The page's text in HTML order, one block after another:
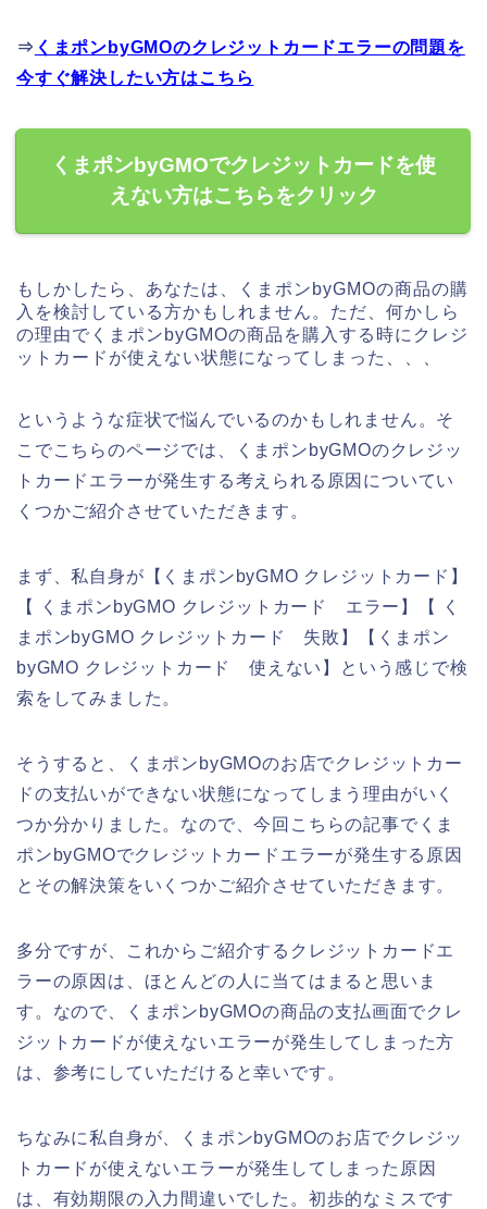
⇒ くまポンbyGMOのクレジットカードエラーの問題を
今すぐ解決したい方はこちら
くまポンbyGMOでクレジットカードを使
えない方はこちらをクリック
もしかしたら、あなたは、くまポンbyGMOの商品の購
入を検討している方かもしれません。ただ、何かしら
の理由でくまポンbyGMOの商品を購入する時にクレジ
ットカードが使えない状態になってしまった、、、
というような症状で悩んでいるのかもしれません。そ
こでこちらのページでは、くまポンbyGMOのクレジッ
トカードエラーが発生する考えられる原因についてい
くつかご紹介させていただきます。
まず、私自身が【くまポンbyGMO クレジットカード】
【 くまポンbyGMO クレジットカード エラー】【 く
まポンbyGMO クレジットカード 失敗】【くまポン
byGMO クレジットカード 使えない】という感じで検
索をしてみました。
そうすると、くまポンbyGMOのお店でクレジットカー
ドの支払いができない状態になってしまう理由がいく
つか分かりました。なので、今回こちらの記事でくま
ポンbyGMOでクレジットカードエラーが発生する原因
とその解決策をいくつかご紹介させていただきます。
多分ですが、これからご紹介するクレジットカードエ
ラーの原因は、ほとんどの人に当てはまると思いま
す。なので、くまポンbyGMOの商品の支払画面でクレ
ジットカードが使えないエラーが発生してしまった方
は、参考にしていただけると幸いです。
ちなみに私自身が、くまポンbyGMOのお店でクレジッ
トカードが使えないエラーが発生してしまった原因
は、有効期限の入力間違いでした。初歩的なミスです